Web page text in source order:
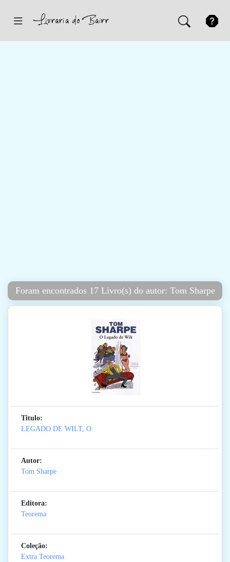
Foram encontrados 17 Livro(s) do autor: Tom Sharpe
Titulo:
LEGADO DE WILT, O
Autor:
Tom Sharpe
Editora:
Teorema
Coleção:
Extra Teorema